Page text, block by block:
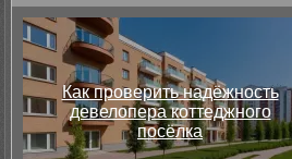
Как проверить надёжность
девелопера коттеджного
посёлка